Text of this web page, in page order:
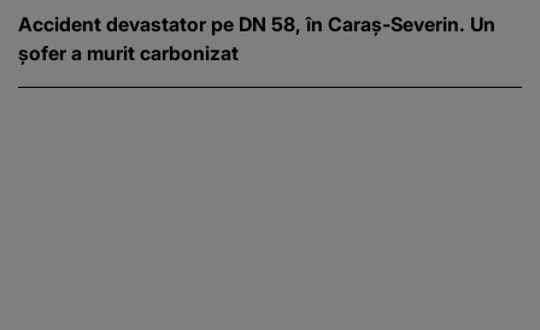
Accident devastator pe DN 58, în Caraș-Severin. Un
șofer a murit carbonizat